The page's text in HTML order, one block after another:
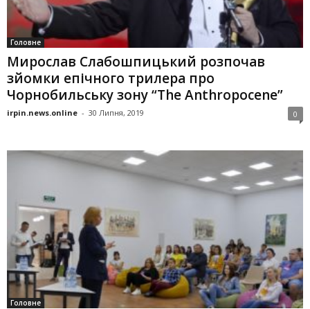
Головне
Мирослав Слабошпицький розпочав
зйомки епічного трилера про
Чорнобильську зону “The Anthropocene”
irpin.news.online - 30 Липня, 2019 0
Головне